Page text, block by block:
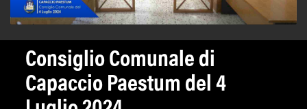
Consiglio Comunale di
Capaccio Paestum del 4